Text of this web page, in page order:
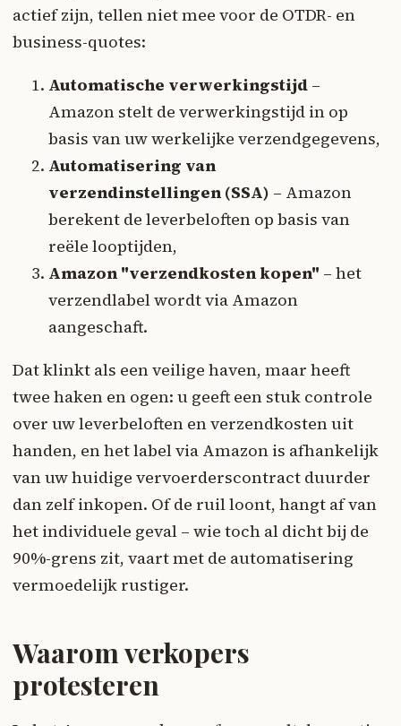
actief zijn, tellen niet mee voor de OTDR- en
business-quotes:
Automatische verwerkingstijd –
Amazon stelt de verwerkingstijd in op
basis van uw werkelijke verzendgegevens,
Automatisering van
verzendinstellingen (SSA) – Amazon
berekent de leverbeloften op basis van
reële looptijden,
Amazon "verzendkosten kopen" – het
verzendlabel wordt via Amazon
aangeschaft.
Dat klinkt als een veilige haven, maar heeft
twee haken en ogen: u geeft een stuk controle
over uw leverbeloften en verzendkosten uit
handen, en het label via Amazon is afhankelijk
van uw huidige vervoerderscontract duurder
dan zelf inkopen. Of de ruil loont, hangt af van
het individuele geval – wie toch al dicht bij de
90%-grens zit, vaart met de automatisering
vermoedelijk rustiger.
Waarom verkopers
protesteren